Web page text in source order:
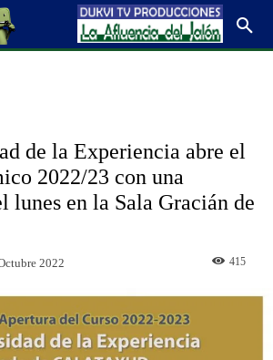
de la Experiencia abre el
2022/23 con una
lunes en la Sala Gracián de
2022 415